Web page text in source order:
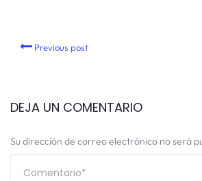
Previous post
DEJA UN COMENTARIO
Su dirección de correo electrónico no será